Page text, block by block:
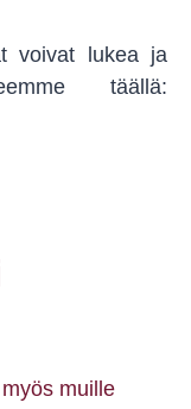
voivat lukea ja
täällä:
muille